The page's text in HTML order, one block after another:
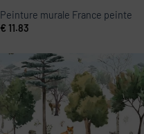
Peinture murale France peinte
€ 11.83